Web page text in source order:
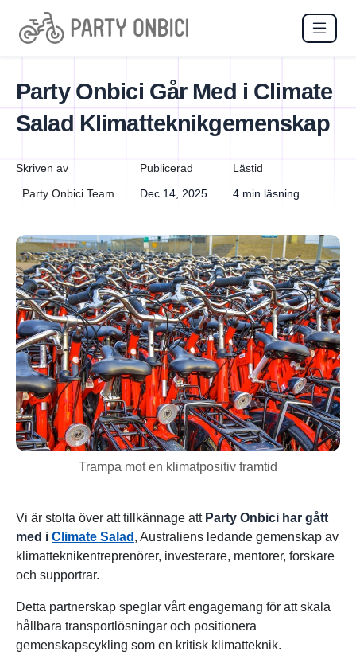
Party Onbici Går Med i Climate
Salad Klimatteknikgemenskap
Skriven av
Party Onbici Team
Publicerad
Dec 14, 2025
Lästid
4 min läsning
Trampa mot en klimatpositiv framtid
Vi är stolta över att tillkännage att Party Onbici har gått
med i Climate Salad , Australiens ledande gemenskap av
klimatteknikentreprenörer, investerare, mentorer, forskare
och supportrar.
Detta partnerskap speglar vårt engagemang för att skala
hållbara transportlösningar och positionera
gemenskapscykling som en kritisk klimatteknik.